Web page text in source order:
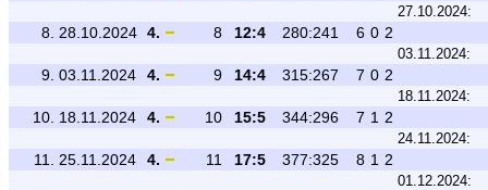
27.10.2024:
8. 28.10.2024 4. 8 12:4 280:241 6 0 2
03.11.2024:
9. 03.11.2024 4. 9 14:4 315:267 7 0 2
18.11.2024:
10. 18.11.2024 4. 10 15:5 344:296 7 1 2
24.11.2024:
11. 25.11.2024 4. 11 17:5 377:325 8 1 2
01.12.2024: